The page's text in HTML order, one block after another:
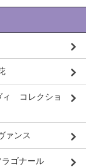
ィ コレクショ
ァンス
ゴナール